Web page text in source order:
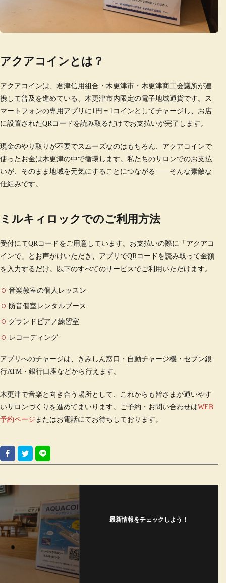
アクアコインとは？
アクアコインは、君津信用組合・木更津市・木更津商工会議所が連
携して普及を進めている、木更津市内限定の電子地域通貨です。ス
マートフォンの専用アプリに1円＝1コインとしてチャージし、お店
に設置されたQRコードを読み取るだけでお支払いが完了します。
現金のやり取りが不要でスムーズなのはもちろん、アクアコインで
使ったお金は木更津の中で循環します。私たちのサロンでのお支払
いが、そのまま地域を元気にすることにつながる——そんな素敵な
仕組みです。
ミルキィロックでのご利用方法
受付にてQRコードをご用意しています。お支払いの際に「アクアコ
インで」とお声がけいただき、アプリでQRコードを読み取って金額
を入力するだけ。以下のすべてのサービスでご利用いただけます。
音楽教室の個人レッスン
防音個室レンタルブース
グランドピアノ練習室
レコーディング
アプリへのチャージは、きみしん窓口・自動チャージ機・セブン銀
行ATM・銀行口座などから行えます。
木更津で音楽と向き合う場所として、これからも皆さまが通いやす
いサロンづくりを進めてまいります。ご予約・お問い合わせはWEB
予約ページ またはお電話にてお待ちしております。
最新情報をチェックしよう！